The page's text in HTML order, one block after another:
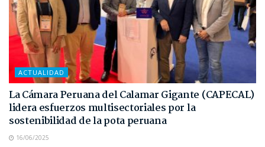
ACTUALIDAD
La Cámara Peruana del Calamar Gigante (CAPECAL)
lidera esfuerzos multisectoriales por la
sostenibilidad de la pota peruana
16/06/2025